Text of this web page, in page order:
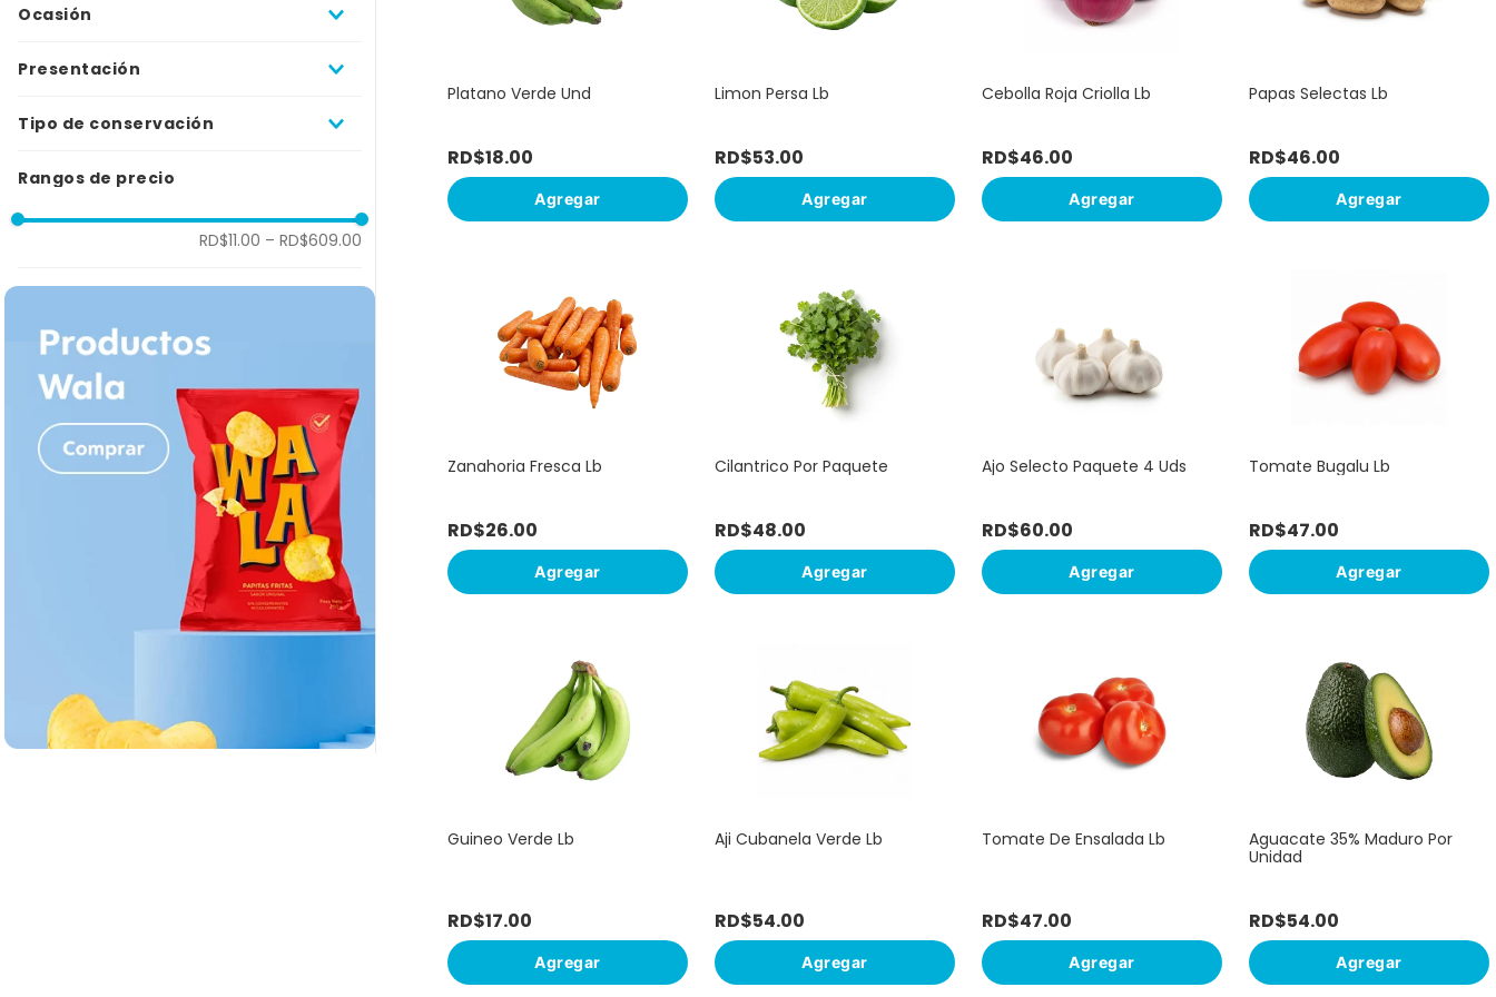
LUCAS PEREZ
SOL TROPICAL
VIMA
FERRER
Ocasión
Desayuno
Postre
Parrillada / BBQ
Picadera / compartir
Presentación
Tipo de conservación
Fresco
Rangos de precio
RD$11.00 – RD$609.00
Platano Verde Und
RD$18.00
Agregar
Limon Persa Lb
RD$53.00
Agregar
Cebolla Roja Criolla Lb
RD$46.00
Agregar
Papas Selectas Lb
RD$46.00
Agregar
Zanahoria Fresca Lb
RD$26.00
Agregar
Cilantrico Por Paquete
RD$48.00
Agregar
Ajo Selecto Paquete 4 Uds
RD$60.00
Agregar
Tomate Bugalu Lb
RD$47.00
Agregar
Guineo Verde Lb
RD$17.00
Agregar
Aji Cubanela Verde Lb
RD$54.00
Agregar
Tomate De Ensalada Lb
RD$47.00
Agregar
Aguacate 35% Maduro Por
Unidad
RD$54.00
Agregar